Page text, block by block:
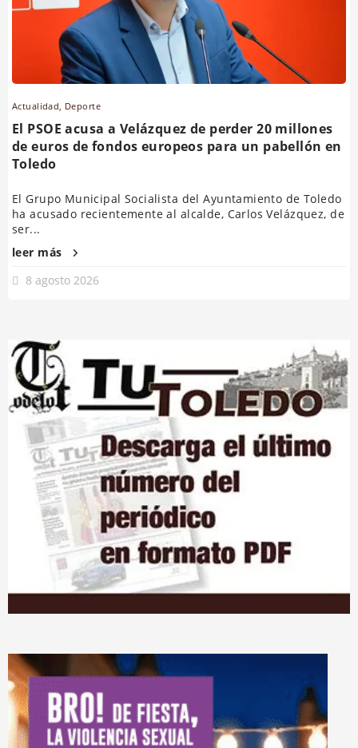
Actualidad, Deporte
El PSOE acusa a Velázquez de perder 20 millones
de euros de fondos europeos para un pabellón en
Toledo
El Grupo Municipal Socialista del Ayuntamiento de Toledo
ha acusado recientemente al alcalde, Carlos Velázquez, de
ser...
leer más
8 agosto 2026